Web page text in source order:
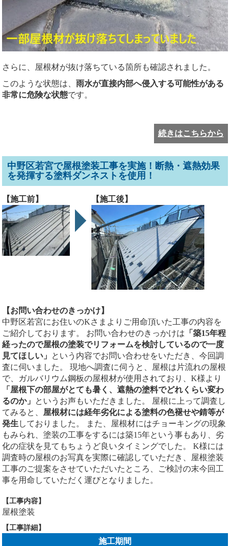
さらに、屋根材が抜け落ちている箇所も確認されました。
このような状態は、雨水が直接内部へ侵入する可能性がある
非常に危険な状態です。
続きはこちらから
中野区若宮で屋根塗装工事を実施！断熱・遮熱効果
を発揮する塗料ダンネストを使用！
【施工前】 【施工後】
【お問い合わせのきっかけ】
中野区若宮にお住いのKさまよりご用命頂いた工事の内容を
ご紹介しております。 お問い合わせのきっかけは 「築15年程
経ったので屋根の塗装でリフォームを検討しているので一度
見てほしい」 という内容でお問い合わせをいただき、今回調
査に伺いました。 現地へ調査に伺うと、屋根は片流れの屋根
で、ガルバリウム鋼板の屋根材が使用されており、K様より
「屋根下の部屋がとても暑く、遮熱の塗料でどれくらい変わ
るのか」 というお声もいただきました。 屋根に上って調査し
てみると、 屋根材には経年劣化による塗料の色褪せや錆等が
発生 しておりました。 また、屋根材にはチョーキングの現象
もみられ、塗装の工事をするには築15年という事もあり、劣
化の症状を見てもちょうど良いタイミングでした。 K様には
調査時の屋根のお写真を実際に確認していただき、屋根塗装
工事のご提案をさせていただいたところ、ご検討の末今回工
事を用命していただく運びとなりました。
【工事内容】
屋根塗装
【工事詳細】
施工期間